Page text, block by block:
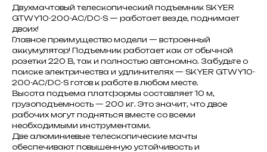
Двухмачтовый телескопический подъемник SKYER
GTWY10-200-AC/DC-S — работает везде, поднимает
двоих!
Главное преимущество модели — встроенный
аккумулятор! Подъемник работает как от обычной
розетки 220 В, так и полностью автономно. Забудьте о
поиске электричества и удлинителях — SKYER GTWY10-
200-AC/DC-S готов к работе в любом месте.
Высота подъема платформы составляет 10 м,
грузоподъемность — 200 кг. Это значит, что двое
рабочих могут подняться вместе со всеми
необходимыми инструментами.
Две алюминиевые телескопические мачты
обеспечивают повышенную устойчивость и